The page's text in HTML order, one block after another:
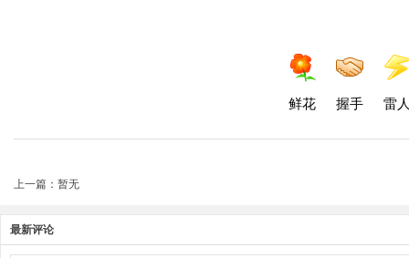
鲜花 握手 雷
上一篇：暂无
最新评论